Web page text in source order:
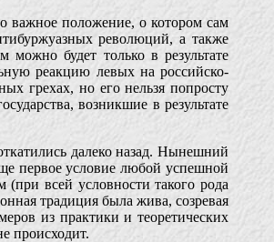
важное положение, о котором сам
революций, а также
будет только в результате
реакцию левых на российско-
грехах, но его нельзя попросту
возникшие в результате
далеко назад. Нынешний
первое условие любой успешной
всей условности такого рода
традиция была жива, созревая
из практики и теоретических
происходит.